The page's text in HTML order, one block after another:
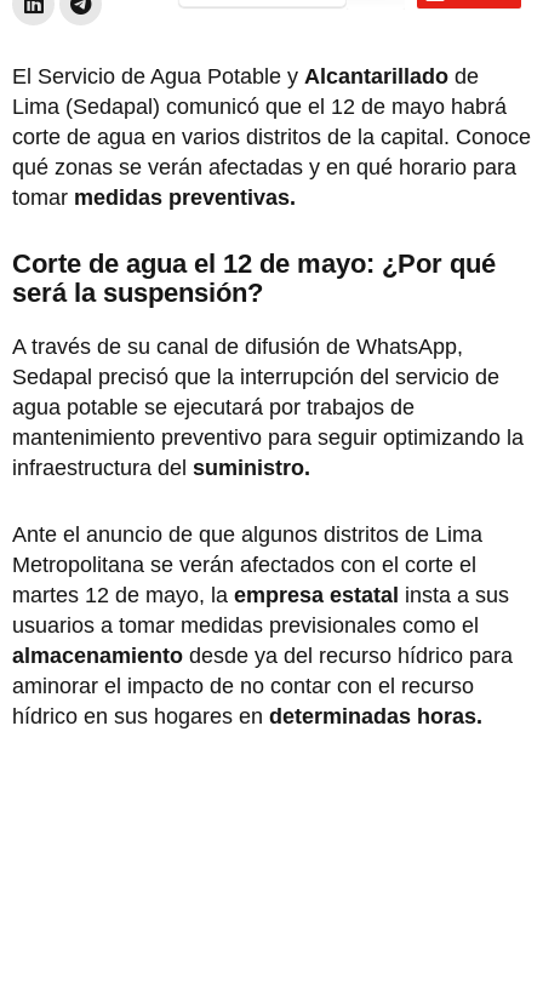
El Servicio de Agua Potable y Alcantarillado de
Lima (Sedapal) comunicó que el 12 de mayo habrá
corte de agua en varios distritos de la capital. Conoce
qué zonas se verán afectadas y en qué horario para
tomar medidas preventivas.
Corte de agua el 12 de mayo: ¿Por qué
será la suspensión?
A través de su canal de difusión de WhatsApp,
Sedapal precisó que la interrupción del servicio de
agua potable se ejecutará por trabajos de
mantenimiento preventivo para seguir optimizando la
infraestructura del suministro.
Ante el anuncio de que algunos distritos de Lima
Metropolitana se verán afectados con el corte el
martes 12 de mayo, la empresa estatal insta a sus
usuarios a tomar medidas previsionales como el
almacenamiento desde ya del recurso hídrico para
aminorar el impacto de no contar con el recurso
hídrico en sus hogares en determinadas horas.